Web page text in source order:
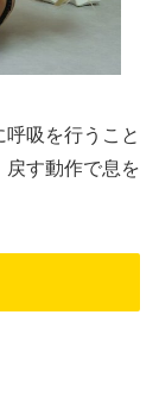
呼吸を行うこと
戻す動作で息を